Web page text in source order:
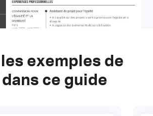
exemples de
dans ce guide